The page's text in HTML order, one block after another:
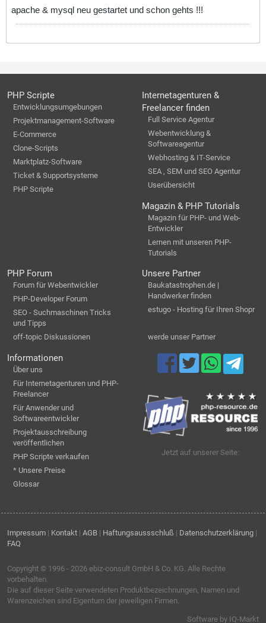
apache & mysql neu gestartet und schon gehts !!!
PHP Scripte
Entwicklungsumgebungen
Projektmanagement-Software
E-Commerce
Clone-Scripts
Marktplatz-Software
Ticket & Supportsysteme
PHP Scripte
Internetagenturen &
Freelancer finden
Full Service Agentur
Webentwicklung &
Softwareagentur
Webhosting & IT-Service
SEA , SEM und SEO Agentur
Userübersicht
Magazin & PHP Tutorials
Magazin für PHP- und Web-
Entwickler
Lernen mit unseren PHP-
Tutorials
PHP Forum
Forum für Webentwickler
PHP-Developer Forum
SEO - Suchmaschinen Tricks
und Tipps
off-topic Diskussionen
Unsere Partner
Baukatastrophen.de |
Handwerker finden
estugo - Hosting für Ihren Shopr
werde unser Partner
Informationen
Über uns
Für Internetagenturen und PHP-
Freelancer
Für Anwender und
Softwareentwickler
Projektausschreibung
veröffentlichen
PHP Scripte verkaufen
* Unsere Preise
Glossar
Jetzt auf unserer Seite:
Impressum | Kontakt | AGB | Haftungsaussschluß | Datenschutzerklärung |
FAQ
Copyright © 1996 - 2026 ebiz-consult GmbH & Co. KG. Alle Rechte
vorbehalten.
Die auf dieser Seite verwendeten Produktbezeichnungen, Namen und
Warenzeichen sind Eigentum der jeweiligen Firmen.
Software by IQ-Markt